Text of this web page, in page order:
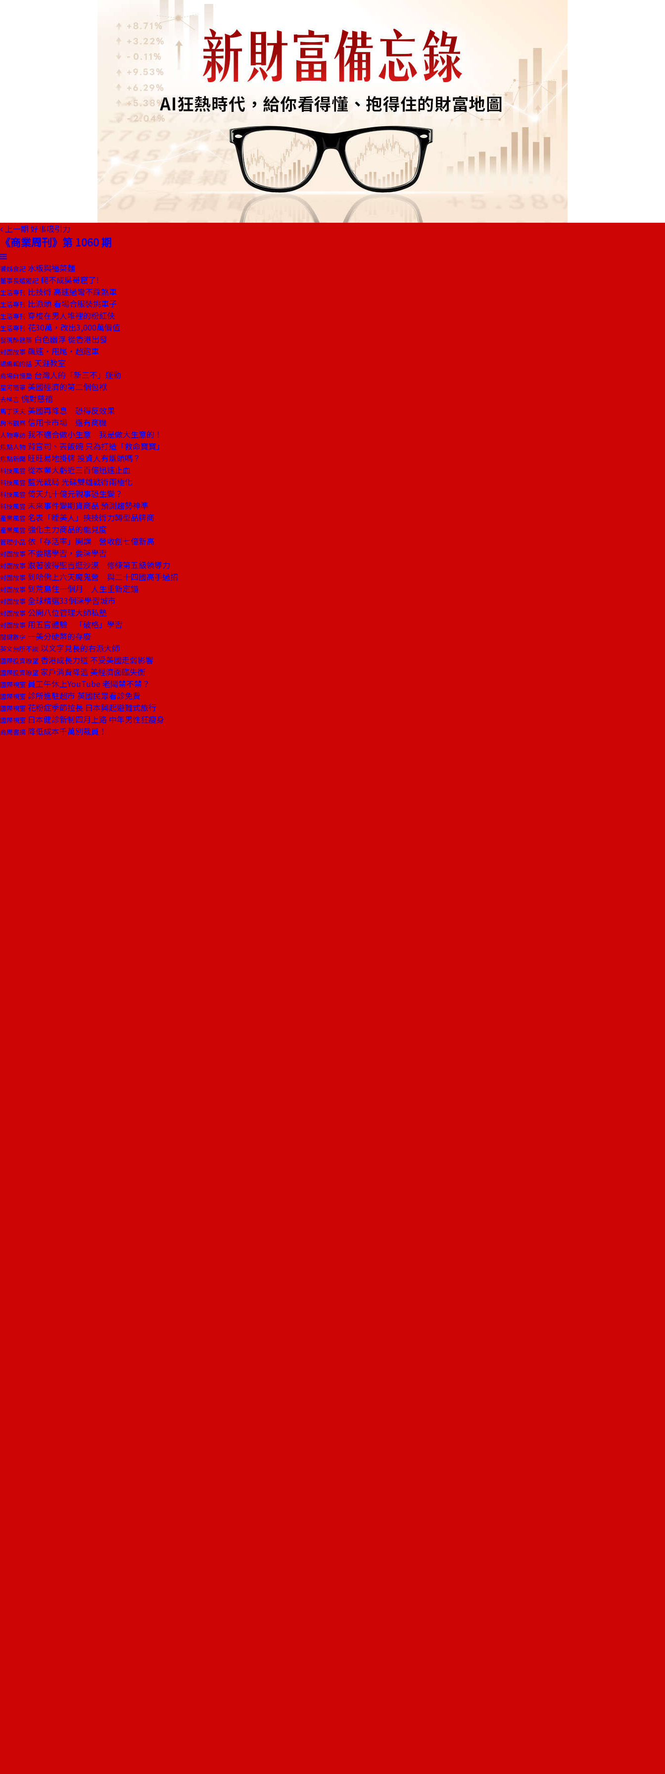
上一期 好事吸引力
《商業周刊》第 1060 期
饕姊食記 水粄與福菜麵
董事長嬉遊記 爬不成吳哥窟了!
生活專刊 比技術 高速過彎不踩煞車
生活專刊 比派頭 看場合服裝挑車子
生活專刊 穿梭在男人堆裡的粉紅俠
生活專刊 花30萬，改出3,000萬價值
發現酷建築 白色幽浮 從香港出發
封面故事 飆速‧甩尾‧超跑車
總編輯的話 天涯教室
商場自慢塾 台灣人的「新三不」運動
星河隨筆 美國經濟的第二個包袱
去梯言 愧對慈禧
馬丁沃夫 美國再降息 恐得反效果
房市觀察 信用卡市場 還有商機
人物專訪 我不適合做小生意 我是做大生意的！
焦點人物 背官司、丟飯碗 只為打造「救命寶寶」
焦點新聞 旺旺易地掛牌 投資人有賺頭嗎？
科技風雲 從本業大虧近三百億迅速止血
科技風雲 藍光戰局 光碟雙雄戰術兩極化
科技風雲 倚天九十億元親事恐生變？
科技風雲 未來事件變期貨商品 預測趨勢神準
產業風雲 名表「睡美人」挾技術力轉型品牌商
產業風雲 強化主力商品的能見度
管理小品 依「存活率」開課 營收創七億新高
封面故事 不要瞎學習，要深學習
封面故事 跟著彼得聖吉逛沙漠 修練第五級領導力
封面故事 到哈佛上六天魔鬼營 與二十四國高手過招
封面故事 到荒島住一個月 人生重新定錨
封面故事 全球精選33個深學習城市
封面故事 公開八位管理大師私塾
封面故事 用五官體驗 「破格」學習
關鍵數字 一美分硬幣的存廢
英文無所不談 以文字見長的右派大師
國際投資瞭望 香港成長力道 不受美國走弱影響
國際投資瞭望 家戶消費降溫 美經濟面臨失衡
國際視窗 員工午休上YouTube 老闆禁不禁？
國際視窗 診所進駐超市 英國民眾看診免費
國際視窗 花粉症季節拉長 日本興起避難式旅行
國際視窗 日本健診新制四月上路 中年男性狂瘦身
商周書摘 降低成本千萬別裁員！